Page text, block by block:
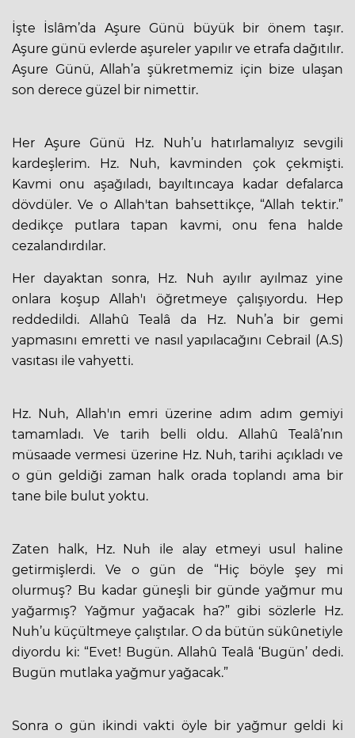
İşte İslâm’da Aşure Günü büyük bir önem taşır.
Aşure günü evlerde aşureler yapılır ve etrafa dağıtılır.
Aşure Günü, Allah’a şükretmemiz için bize ulaşan
son derece güzel bir nimettir.
Her Aşure Günü Hz. Nuh’u hatırlamalıyız sevgili
kardeşlerim. Hz. Nuh, kavminden çok çekmişti.
Kavmi onu aşağıladı, bayıltıncaya kadar defalarca
dövdüler. Ve o Allah'tan bahsettikçe, “Allah tektir.”
dedikçe putlara tapan kavmi, onu fena halde
cezalandırdılar.
Her dayaktan sonra, Hz. Nuh ayılır ayılmaz yine
onlara koşup Allah'ı öğretmeye çalışıyordu. Hep
reddedildi. Allahû Tealâ da Hz. Nuh’a bir gemi
yapmasını emretti ve nasıl yapılacağını Cebrail (A.S)
vasıtası ile vahyetti.
Hz. Nuh, Allah'ın emri üzerine adım adım gemiyi
tamamladı. Ve tarih belli oldu. Allahû Tealâ’nın
müsaade vermesi üzerine Hz. Nuh, tarihi açıkladı ve
o gün geldiği zaman halk orada toplandı ama bir
tane bile bulut yoktu.
Zaten halk, Hz. Nuh ile alay etmeyi usul haline
getirmişlerdi. Ve o gün de “Hiç böyle şey mi
olurmuş? Bu kadar güneşli bir günde yağmur mu
yağarmış? Yağmur yağacak ha?” gibi sözlerle Hz.
Nuh’u küçültmeye çalıştılar. O da bütün sükûnetiyle
diyordu ki: “Evet! Bugün. Allahû Tealâ ‘Bugün’ dedi.
Bugün mutlaka yağmur yağacak.”
Sonra o gün ikindi vakti öyle bir yağmur geldi ki